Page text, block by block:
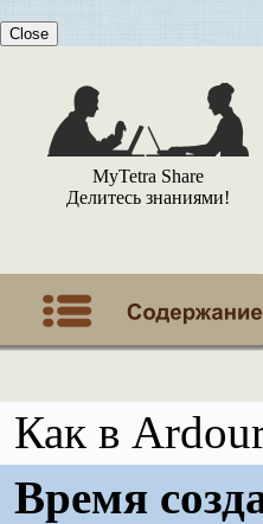
Close
MyTetra Share
Делитесь знаниями!
Как в
Время